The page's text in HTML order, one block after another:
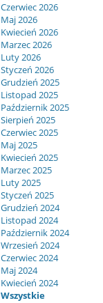
Czerwiec 2026
Maj 2026
Kwiecień 2026
Marzec 2026
Luty 2026
Styczeń 2026
Grudzień 2025
Listopad 2025
Październik 2025
Sierpień 2025
Czerwiec 2025
Maj 2025
Kwiecień 2025
Marzec 2025
Luty 2025
Styczeń 2025
Grudzień 2024
Listopad 2024
Październik 2024
Wrzesień 2024
Czerwiec 2024
Maj 2024
Kwiecień 2024
Wszystkie